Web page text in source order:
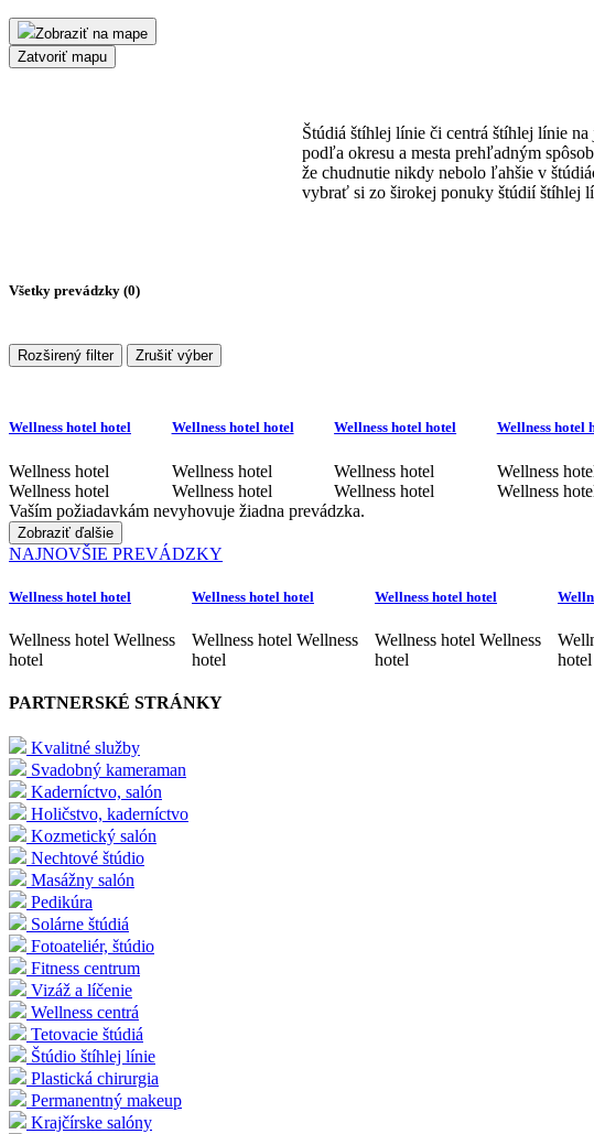
Zobraziť na mape
Zatvoriť mapu
Štúdiá štíhlej línie či centrá štíhlej línie
podľa okresu a mesta prehľadným
že chudnutie nikdy nebolo ľahšie v
vybrať si zo širokej ponuky štúdií štíhlej
Všetky prevádzky (0)
Rozširený filter Zrušiť výber
Wellness hotel hotel
Wellness hotel
Wellness hotel
Wellness hotel hotel
Wellness hotel
Wellness hotel
Wellness hotel hotel
Wellness hotel
Wellness hotel
Wellness hotel
Wellness
Wellness
Vaším požiadavkám nevyhovuje žiadna prevádzka.
Zobraziť ďalšie
NAJNOVŠIE PREVÁDZKY
Wellness hotel hotel
Wellness hotel Wellness
hotel
Wellness hotel hotel
Wellness hotel Wellness
hotel
Wellness hotel hotel
Wellness hotel Wellness
hotel
hotel
PARTNERSKÉ STRÁNKY
Kvalitné služby
Svadobný kameraman
Kaderníctvo, salón
Holičstvo, kaderníctvo
Kozmetický salón
Nechtové štúdio
Masážny salón
Pedikúra
Solárne štúdiá
Fotoateliér, štúdio
Fitness centrum
Vizáž a líčenie
Wellness centrá
Tetovacie štúdiá
Štúdio štíhlej línie
Plastická chirurgia
Permanentný makeup
Krajčírske salóny